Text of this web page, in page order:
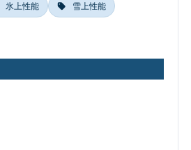
氷上性能 雪上性能